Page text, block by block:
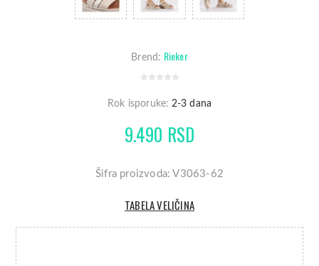
Brend: Rieker
Rok isporuke: 2-3 dana
9.490 RSD
Šifra proizvoda: V3063-62
TABELA VELIČINA